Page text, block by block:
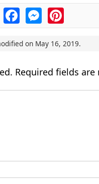
FacebookMessengerPinterest
on May 16, 2019.
Required fields are